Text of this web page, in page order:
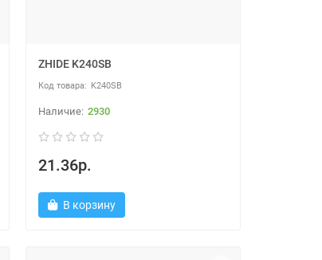
ZHIDE K240SB
K240SB
2930
21.36р.
В корзину